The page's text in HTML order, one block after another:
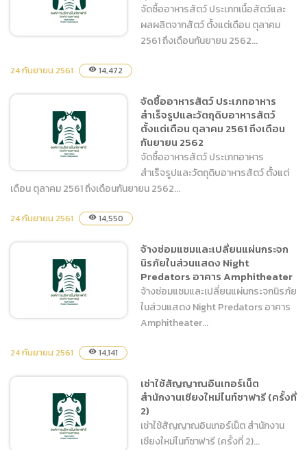
สัตว์และผลผลิตจากสัตว์
ตั้งแต่เดือน ตุลาคม 2561 ถึง
เดือนกันยายน 2562
จัดซื้ออาหารสัตว์ ประเภทเนื้อสัตว์และ
ผลผลิตจากสัตว์ ตั้งแต่เดือน ตุลาคม
2561 ถึงเดือนกันยายน 2562...
24 กันยายน 2561 visibility 14,472
จัดซื้ออาหารสัตว์ ประเภท
อาหารสัตว์ ตั้งแต่เดือน
ตุลาคม 2561 ถึงเดือน
กันยายน 2562
จัดซื้ออาหารสัตว์ ประเภทอาหาร
สำเร็จรูปและวัตถุดิบอาหารสัตว์
ตั้งแต่เดือน ตุลาคม 2561 ถึงเดือน
กันยายน 2562
จัดซื้ออาหารสัตว์ ประเภทอาหาร
สำเร็จรูปและวัตถุดิบอาหารสัตว์ ตั้งแต่
เดือน ตุลาคม 2561 ถึงเดือนกันยายน 2562...
24 กันยายน 2561 visibility 14,550
กระจกนิรภัยในส่วนแสดง
Night Predators อาคาร
Amphitheater
จ้างซ่อมแซมและเปลี่ยนแผ่นกระจก
นิรภัยในส่วนแสดง Night
Predators อาคาร Amphitheater
จ้างซ่อมแซมและเปลี่ยนแผ่นกระจกนิรภัย
ในส่วนแสดง Night Predators อาคาร
Amphitheater...
24 กันยายน 2561 visibility 14,141
เช่าใช้สัญญาณอินเทอร์เน็ต
สำนักงานเชียงใหม่ไนท์ซาฟารี (ครั้งที่
2)
เช่าใช้สัญญาณอินเทอร์เน็ต สำนักงาน
เชียงใหม่ไนท์ซาฟารี (ครั้งที่ 2)...